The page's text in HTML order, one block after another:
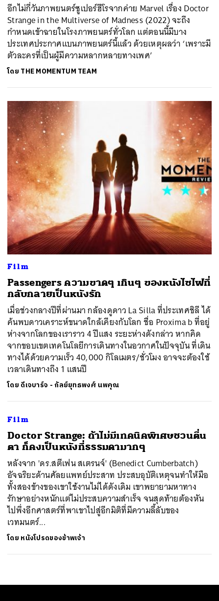
อีกไม่กี่วันภาพยนตร์ซูเปอร์ฮีโรจากค่าย Marvel เรื่อง Doctor
Strange in the Multiverse of Madness (2022) จะถึง
กำหนดเข้าฉายในโรงภาพยนตร์ทั่วโลก แต่ตอนนี้มีบาง
ประเทศประกาศแบนภาพยนตร์นี้แล้ว ด้วยเหตุผลว่า ‘เพราะมี
ตัวละครที่เป็นผู้มีความหลากหลายทางเพศ’
โดย THE MOMENTUM TEAM
Film
Passengers ความขาดๆ เกินๆ ของหนังไซไฟที่
กลับกลายเป็นหนังรัก
เมื่อช่วงกลางปีที่ผ่านมา กล้องดูดาว La Silla ที่ประเทศชิลี ได้
ค้นพบดาวเคราะห์ขนาดใกล้เคียงกับโลก ชื่อ Proxima b ที่อยู่
ห่างจากโลกของเราราว 4 ปีแสง ระยะห่างดังกล่าว หากคิด
จากขอบเขตเทคโนโลยีการเดินทางในอวกาศในปัจจุบัน ที่เดิน
ทางได้ด้วยความเร็ว 40,000 กิโลเมตร/ชั่วโมง อาจจะต้องใช้
เวลาเดินทางถึง 1 แสนปี
โดย ดีเจบาร์จ - กัลย์ยุทธพงศ์ นพคุณ
Film
Doctor Strange: ถ้าไม่มีเทคนิคพิเศษชวนตื่น
ตา ก็คงเป็นหนังที่ธรรมดามากๆ
หลังจาก 'ดร.สตีเฟน สเตรนจ์' (Benedict Cumberbatch)
อัจฉริยะด้านศัลยแพทย์ประสาท ประสบอุบัติเหตุจนทำให้มือ
ทั้งสองข้างของเขาใช้งานไม่ได้ดังเดิม เขาพยายามหาทาง
รักษาอย่างหนักแต่ไม่ประสบความสำเร็จ จนสุดท้ายต้องหัน
ไปพึ่งอีกศาสตร์ที่พาเขาไปสู่อีกมิติที่มีความลี้ลับของ
เวทมนตร์...
โดย หนังโปรดของข้าพเจ้า